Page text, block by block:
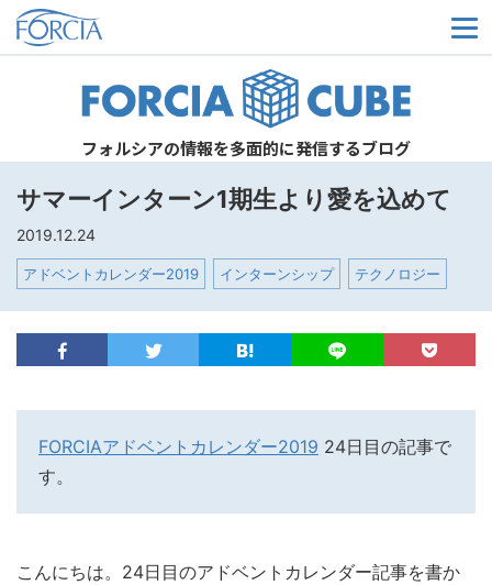
メ
フォルシアの情報を多面的に発信するブログ
サマーインターン1期生より愛を込めて
2019.12.24
アドベントカレンダー2019 インターンシップ テクノロジー
FORCIAアドベントカレンダー2019 24日目の記事で
す。
こんにちは。24日目のアドベントカレンダー記事を書か